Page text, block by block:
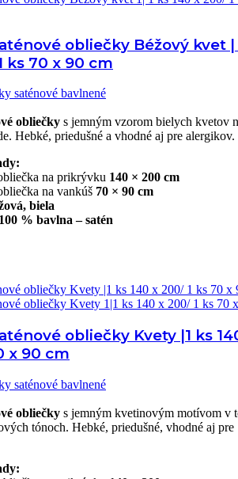
obliečky Béžový kvet |
ks 70 x 90 cm
saténové bavlnené
obliečky s jemným vzorom bielych kvetov
Hebké, priedušné a vhodné aj pre alergikov.
na prikrývku 140 × 200 cm
na vankúš 70 × 90 cm
biela
100 % bavlna – satén
obliečky Kvety |1 ks
x 90 cm
saténové bavlnené
obliečky s jemným kvetinovým motívom v
tónoch. Hebké, priedušné, vhodné aj pre